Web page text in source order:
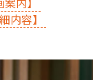
内容】